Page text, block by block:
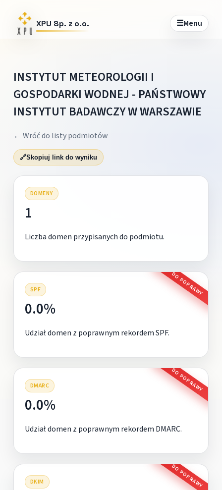
XPU Sp. z o.o. ☰Menu
INSTYTUT METEOROLOGII I
GOSPODARKI WODNEJ - PAŃSTWOWY
INSTYTUT BADAWCZY W WARSZAWIE
← Wróć do listy podmiotów
🔗Skopiuj link do wyniku
DOMENY
1
Liczba domen przypisanych do podmiotu.
SPF DO POPRAWY
0.0%
Udział domen z poprawnym rekordem SPF.
DMARC DO POPRAWY
0.0%
Udział domen z poprawnym rekordem DMARC.
DKIM DO POPRAWY